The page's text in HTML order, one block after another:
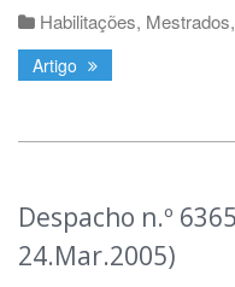
Habilitações,
Artigo
Despacho n.º
24.Mar.2005)